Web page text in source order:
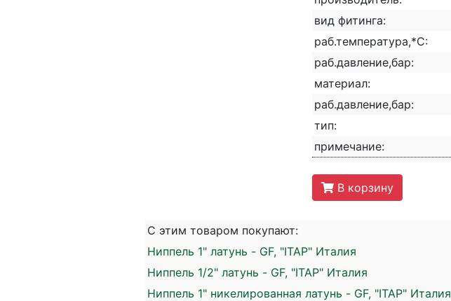
вид фитинга:
раб.температура,*С:
раб.давление,бар:
материал:
раб.давление,бар:
тип:
примечание:
В корзину
С этим товаром покупают:
Ниппель 1" латунь - GF, "ITAP" Италия
Ниппель 1/2" латунь - GF, "ITAP" Италия
Ниппель 1" никелированная латунь - GF, "ITAP" Италия